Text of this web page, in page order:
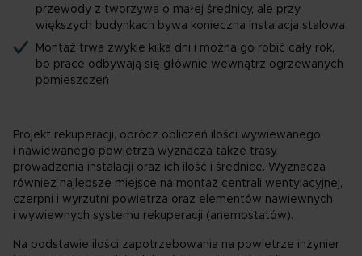
przewody z tworzywa o małej średnicy, ale przy
większych budynkach bywa konieczna instalacja stalowa
Montaż trwa zwykle kilka dni i można go robić cały rok,
bo prace odbywają się głównie wewnątrz ogrzewanych
pomieszczeń
Projekt rekuperacji, oprócz obliczeń ilości wywiewanego
i nawiewanego powietrza wyznacza także trasy
prowadzenia instalacji oraz ich ilość i średnice. Wyznacza
również najlepsze miejsce na montaż centrali wentylacyjnej,
czerpni i wyrzutni powietrza oraz elementów nawiewnych
i wywiewnych systemu rekuperacji (anemostatów).
Na podstawie ilości zapotrzebowania na powietrze inżynier